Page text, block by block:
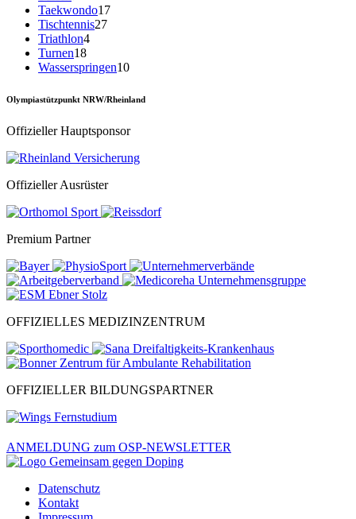
Taekwondo17
Tischtennis27
Triathlon4
Turnen18
Wasserspringen10
Olympiastützpunkt NRW/Rheinland
Offizieller Hauptsponsor
Offizieller Ausrüster
Premium Partner
OFFIZIELLES MEDIZINZENTRUM
OFFIZIELLER BILDUNGSPARTNER
ANMELDUNG zum OSP-NEWSLETTER
Datenschutz
Kontakt